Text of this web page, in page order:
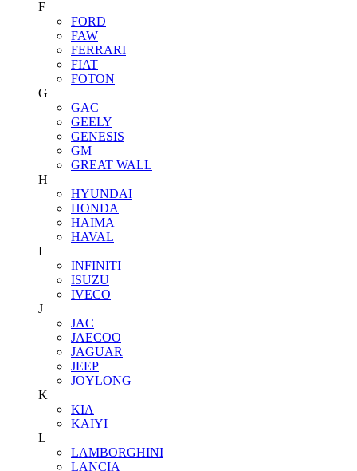
F
FORD
FAW
FERRARI
FIAT
FOTON
G
GAC
GEELY
GENESIS
GM
GREAT WALL
H
HYUNDAI
HONDA
HAIMA
HAVAL
I
INFINITI
ISUZU
IVECO
J
JAC
JAECOO
JAGUAR
JEEP
JOYLONG
K
KIA
KAIYI
L
LAMBORGHINI
LANCIA